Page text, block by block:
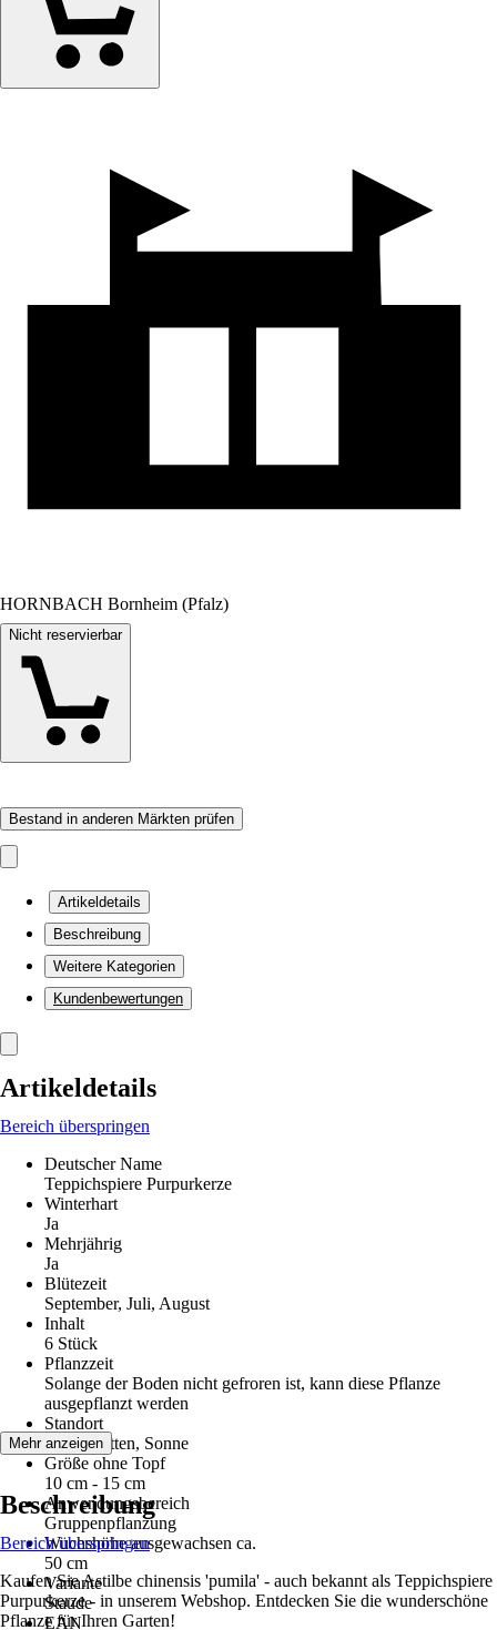
HORNBACH Bornheim (Pfalz)
Nicht reservierbar
Bestand in anderen Märkten prüfen
Artikeldetails
Beschreibung
Weitere Kategorien
Kundenbewertungen
Artikeldetails
Bereich überspringen
Deutscher Name
Teppichspiere Purpurkerze
Winterhart
Ja
Mehrjährig
Ja
Blütezeit
September, Juli, August
Inhalt
6 Stück
Pflanzzeit
Solange der Boden nicht gefroren ist, kann diese Pflanze
ausgepflanzt werden
Standort
Halbschatten, Sonne
Größe ohne Topf
10 cm - 15 cm
Anwendungsbereich
Gruppenpflanzung
Wuchshöhe ausgewachsen ca.
50 cm
Variante
Staude
EAN
Mehr anzeigen
Beschreibung
Bereich überspringen
Kaufen Sie Astilbe chinensis 'pumila' - auch bekannt als Teppichspiere
Purpurkerze - in unserem Webshop. Entdecken Sie die wunderschöne
Pflanze für Ihren Garten!